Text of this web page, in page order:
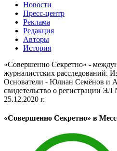
Новости
Пресс-центр
Реклама
Редакция
Авторы
История
«Совершенно Секретно» -
журналистских расследований.
Основатели - Юлиан Семёнов и
свидетельство о регистрации
25.12.2020 г.
«Совершенно Секретно» в